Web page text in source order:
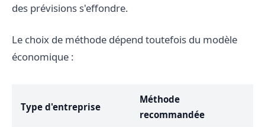
des prévisions s'effondre.
Le choix de méthode dépend toutefois du modèle
économique :
Type d'entreprise
Méthode
recommandée